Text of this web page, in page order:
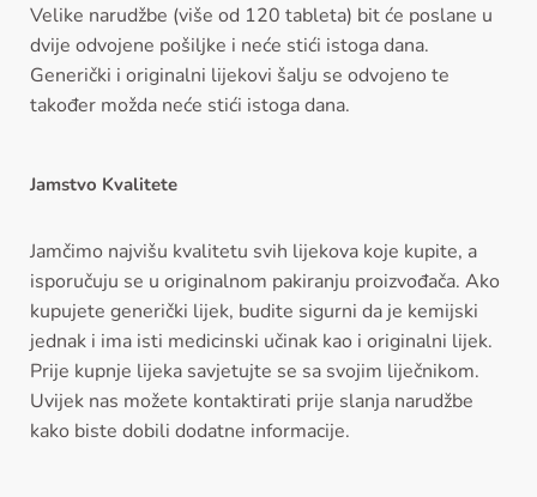
Velike narudžbe (više od 120 tableta) bit će poslane u
dvije odvojene pošiljke i neće stići istoga dana.
Generički i originalni lijekovi šalju se odvojeno te
također možda neće stići istoga dana.
Jamstvo Kvalitete
Jamčimo najvišu kvalitetu svih lijekova koje kupite, a
isporučuju se u originalnom pakiranju proizvođača. Ako
kupujete generički lijek, budite sigurni da je kemijski
jednak i ima isti medicinski učinak kao i originalni lijek.
Prije kupnje lijeka savjetujte se sa svojim liječnikom.
Uvijek nas možete kontaktirati prije slanja narudžbe
kako biste dobili dodatne informacije.